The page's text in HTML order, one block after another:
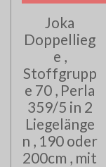
Joka
Doppellieg
e ,
Stoffgrupp
e 70 , Perla
359/5 in 2
Liegelänge
n , 190 oder
200cm , mit